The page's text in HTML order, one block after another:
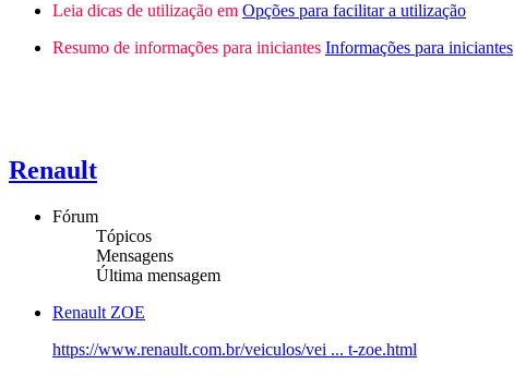
Leia dicas de utilização em Opções para facilitar a utilização
Resumo de informações para iniciantes Informações para iniciantes
Renault
Fórum
Tópicos
Mensagens
Última mensagem
Renault ZOE
https://www.renault.com.br/veiculos/vei ... t-zoe.html